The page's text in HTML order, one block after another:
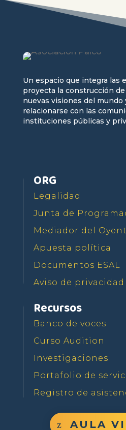
Un espacio que integra las
proyecta la construcción
nuevas visiones del mundo
relacionarse con las
instituciones públicas y
ORG
Legalidad
Junta de
Mediador del
Apuesta política
Documentos ESAL
Aviso de privacidad
Recursos
Banco de voces
Curso Audition
Investigaciones
Portafolio de
Registro de
AULA